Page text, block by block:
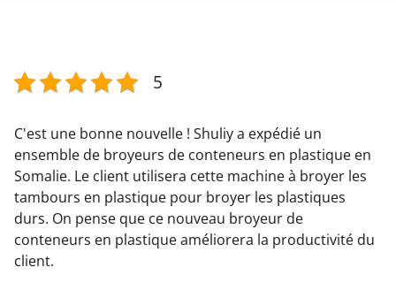
5
C'est une bonne nouvelle ! Shuliy a expédié un
ensemble de broyeurs de conteneurs en plastique en
Somalie. Le client utilisera cette machine à broyer les
tambours en plastique pour broyer les plastiques
durs. On pense que ce nouveau broyeur de
conteneurs en plastique améliorera la productivité du
client.